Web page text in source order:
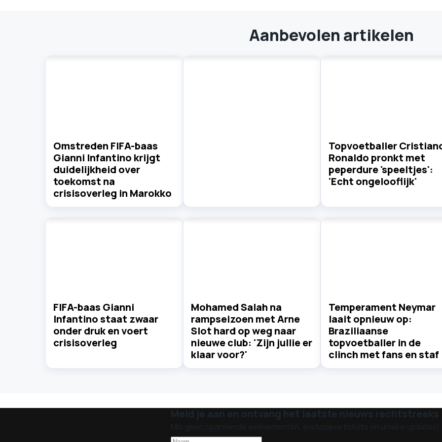
Aanbevolen artikelen
Omstreden FIFA-baas
Gianni Infantino krijgt
duidelijkheid over
toekomst na
crisisoverleg in Marokko
Topvoetballer
Ronaldo pronkt met
peperdure 'speeltjes':
'Echt ongelooflijk'
FIFA-baas Gianni
Infantino staat zwaar
onder druk en voert
crisisoverleg
Mohamed Salah na
rampseizoen met Arne
Slot hard op weg naar
nieuwe club: 'Zijn jullie er
klaar voor?'
Temperament Neymar
laait opnieuw op:
Braziliaanse
topvoetballer in de
clinch met fans en staf
Meld je aan en ontvang het laatste nieuws rechtstreeks
Mis geen spannende evenementen, exclusieve tickets en unieke updates!